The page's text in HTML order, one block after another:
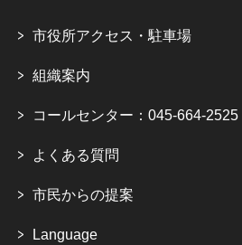
市役所アクセス・駐車場
組織案内
コールセンター：045-664-2525
よくある質問
市民からの提案
Language